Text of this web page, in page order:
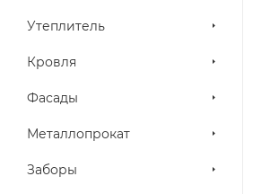
Утеплитель
Кровля
Фасады
Металлопрокат
Заборы